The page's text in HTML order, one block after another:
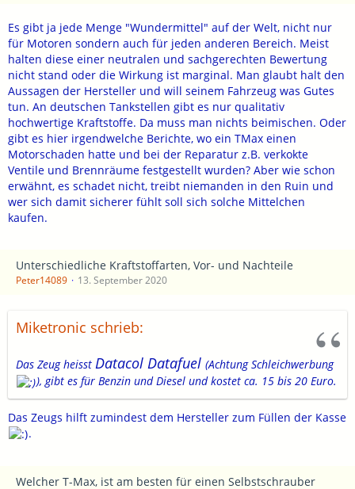
Es gibt ja jede Menge "Wundermittel" auf der Welt, nicht nur
für Motoren sondern auch für jeden anderen Bereich. Meist
halten diese einer neutralen und sachgerechten Bewertung
nicht stand oder die Wirkung ist marginal. Man glaubt halt den
Aussagen der Hersteller und will seinem Fahrzeug was Gutes
tun. An deutschen Tankstellen gibt es nur qualitativ
hochwertige Kraftstoffe. Da muss man nichts beimischen. Oder
gibt es hier irgendwelche Berichte, wo ein TMax einen
Motorschaden hatte und bei der Reparatur z.B. verkokte
Ventile und Brennräume festgestellt wurden? Aber wie schon
erwähnt, es schadet nicht, treibt niemanden in den Ruin und
wer sich damit sicherer fühlt soll sich solche Mittelchen
kaufen.
Unterschiedliche Kraftstoffarten, Vor- und Nachteile
Peter14089 13. September 2020
Miketronic schrieb:
Das Zeug heisst Datacol Datafuel (Achtung Schleichwerbung
), gibt es für Benzin und Diesel und kostet ca. 15 bis 20 Euro.
Das Zeugs hilft zumindest dem Hersteller zum Füllen der Kasse
.
Welcher T-Max, ist am besten für einen Selbstschrauber